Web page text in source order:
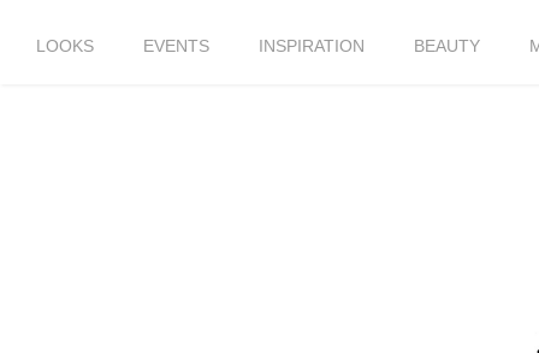
LOOKS EVENTS INSPIRATION BEAUTY